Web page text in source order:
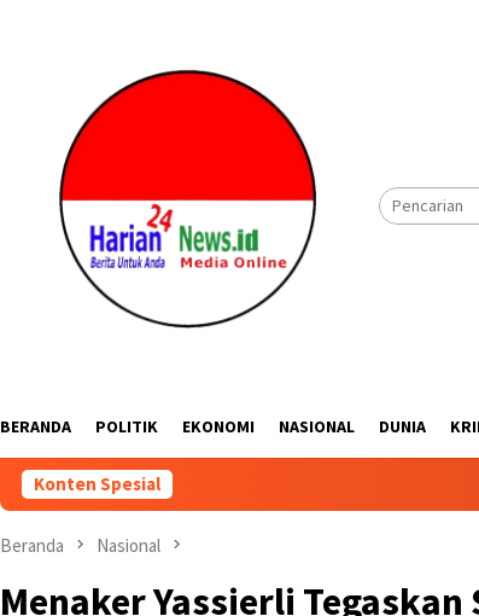
BERANDA POLITIK EKONOMI NASIONAL DUNIA
Konten Spesial
Beranda Nasional
Menaker Yassierli